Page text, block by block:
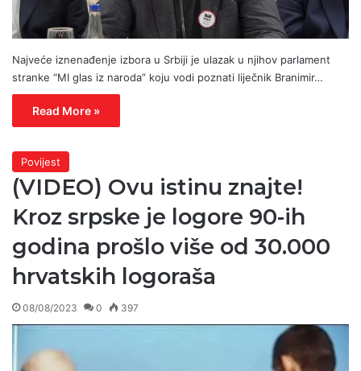
Najveće iznenađenje izbora u Srbiji je ulazak u njihov parlament
stranke “MI glas iz naroda” koju vodi poznati liječnik Branimir…
Read More »
Povijest
(VIDEO) Ovu istinu znajte!
Kroz srpske je logore 90-ih
godina prošlo više od 30.000
hrvatskih logoraša
08/08/2023 0 397